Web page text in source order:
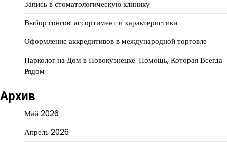
Запись в стоматологическую клинику
Выбор гонгов: ассортимент и характеристики
Оформление аккредитивов в международной торговле
Нарколог на Дом в Новокузнецке: Помощь, Которая Всегда
Рядом
Архив
Май 2026
Апрель 2026